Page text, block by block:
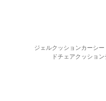
ジェルクッションカーシ
ドチェアクッショ